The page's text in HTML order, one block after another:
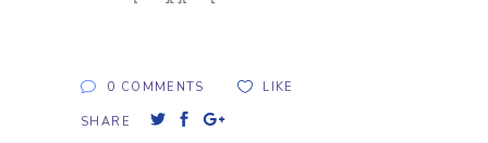
0 COMMENTS LIKE
SHARE